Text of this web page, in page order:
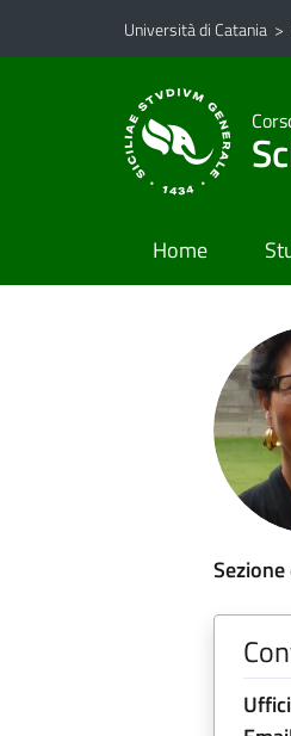
Vai al contenuto principale
Vai al menu di navigazione
Università di Catania >
Home